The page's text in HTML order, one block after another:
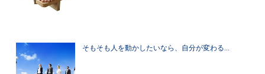
そもそも人を動かしたいなら、自分が変わる...